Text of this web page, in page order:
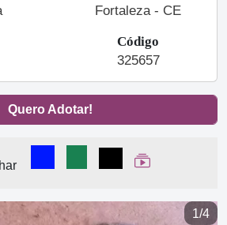
Fortaleza - CE
Código
325657
Quero Adotar!
Compartilhar no Facebook
Compartilhar no
Compartilhar
Ver Web Story
1/4